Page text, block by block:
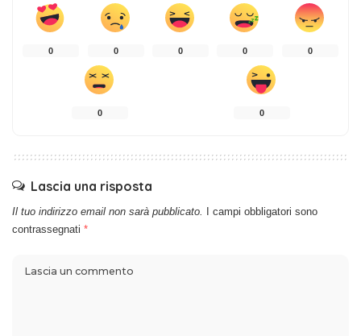
0 0 0 0 0
0 0
Lascia una risposta
Il tuo indirizzo email non sarà pubblicato.
I campi obbligatori sono
contrassegnati *